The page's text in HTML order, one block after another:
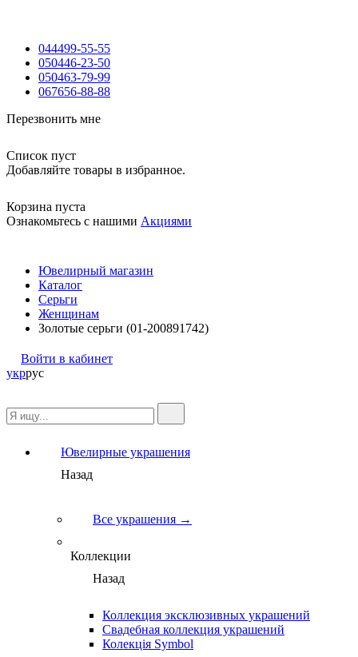
044499-55-55
050446-23-50
050463-79-99
067656-88-88
Перезвонить мне
Список пуст
Добавляйте товары в избранное.
Корзина пуста
Ознакомьтесь с нашими Акциями
Ювелирный магазин
Каталог
Серьги
Женщинам
Золотые серьги (01-200891742)
Войти в кабинет
укррус
Ювелирные украшения
Назад
Все украшения →
Коллекции
Назад
Коллекция эксклюзивных украшений
Свадебная коллекция украшений
Колекція Symbol